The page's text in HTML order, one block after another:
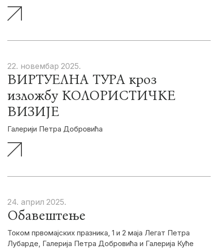
22. новембар 2025.
ВИРТУЕЛНА ТУРА кроз
изложбу КОЛОРИСТИЧКЕ
ВИЗИЈЕ
Галерији Петра Добровића
24. април 2025.
Обавештење
Током првомајских празника, 1 и 2 маја Легат Петра
Лубарде, Галерија Петра Добровића и Галерија Куће